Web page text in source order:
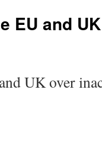
EU and
UK over